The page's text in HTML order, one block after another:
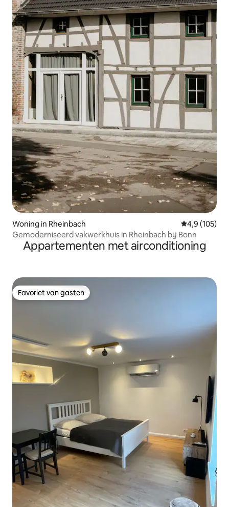
Woning in Rheinbach Gemiddelde
4,9 (105)
Gemoderniseerd vakwerkhuis in Rheinbach bij Bonn
Appartementen met airconditioning
Favoriet van gasten
Favoriet van gasten